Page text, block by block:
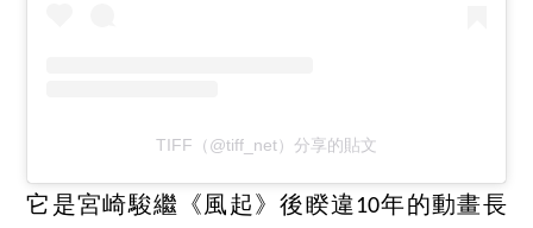
TIFF（@tiff_net）分享的貼文
它是宮崎駿繼《風起》後睽違10年的動畫長